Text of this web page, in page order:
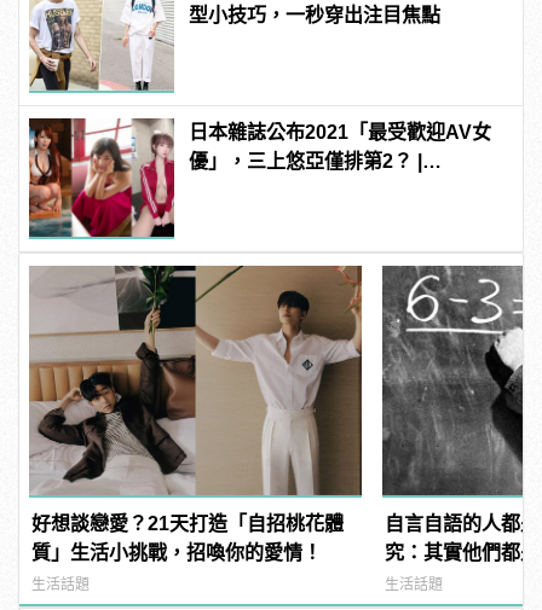
型小技巧，一秒穿出注目焦點
日本雜誌公布2021「最受歡迎AV女
優」，三上悠亞僅排第2？ |
好想談戀愛？21天打造「自招桃花體
質」生活小挑戰，招喚你的愛情！
生活話題
自言自語的人都
究：其實他們都
斯坦都會這麼做！
生活話題